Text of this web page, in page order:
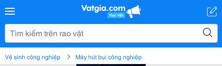
Vệ sinh công nghiệp Máy hút bụi công nghiệp